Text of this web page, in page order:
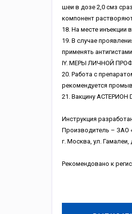
шеи в дозе 2,0 смз
компонент
18. На месте
19. В случае
применять
IY. МЕРЫ ЛИЧНОЙ
20. Работа с
рекомендуется
21. Вакцину АСТЕРИОН
Инструкция
Производитель – ЗАО
г. Москва, ул. Гамалеи,
Рекомендовано к